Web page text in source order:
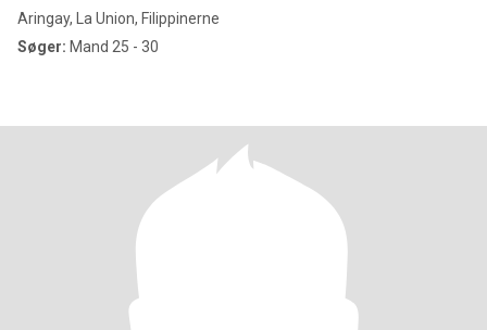
Aringay, La Union, Filippinerne
Søger: Mand 25 - 30